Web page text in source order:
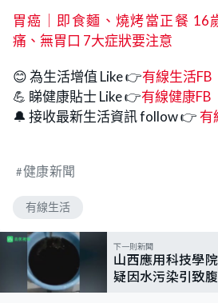
胃癌｜即食麵、燒烤當正餐 16
痛、無胃口 7大症狀要注意
😊 為生活增值 Like 👉有線生活FB
💪 睇健康貼士 Like 👉有線健康FB
🔔 接收最新生活資訊 follow 👉 有
健康新聞
有線生活
下一則新聞
山西應用科技學
疑因水污染引致